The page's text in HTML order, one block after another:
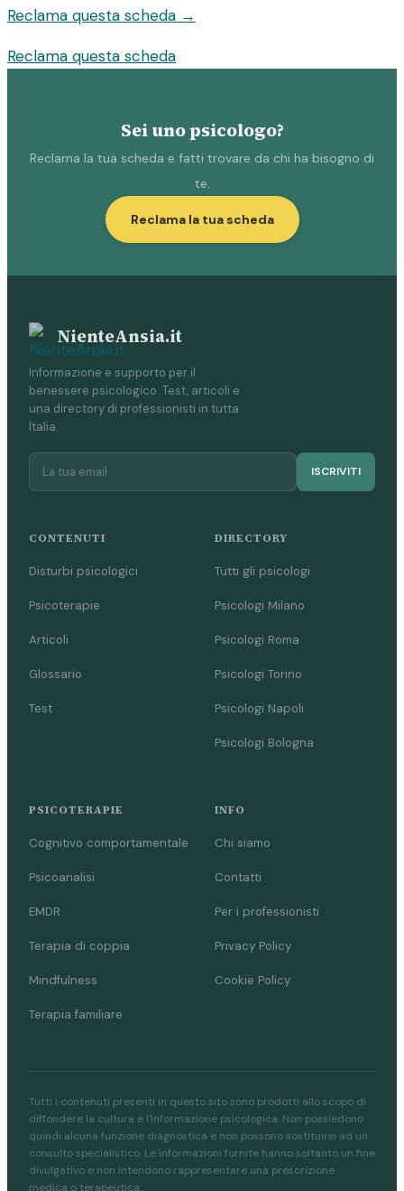
Reclama questa scheda →
Reclama questa scheda
Sei uno psicologo?
Reclama la tua scheda e fatti trovare da chi ha bisogno di
te.
Reclama la tua scheda
NienteAnsia.it
Informazione e supporto per il
benessere psicologico. Test, articoli e
una directory di professionisti in tutta
Italia.
ISCRIVITI
CONTENUTI
Disturbi psicologici
Psicoterapie
Articoli
Glossario
Test
DIRECTORY
Tutti gli psicologi
Psicologi Milano
Psicologi Roma
Psicologi Torino
Psicologi Napoli
Psicologi Bologna
PSICOTERAPIE
Cognitivo comportamentale
Psicoanalisi
EMDR
Terapia di coppia
Mindfulness
Terapia familiare
INFO
Chi siamo
Contatti
Per i professionisti
Privacy Policy
Cookie Policy
Tutti i contenuti presenti in questo sito sono prodotti allo scopo di
diffondere la cultura e l'informazione psicologica. Non possiedono
quindi alcuna funzione diagnostica e non possono sostituirsi ad un
consulto specialistico. Le informazioni fornite hanno soltanto un fine
divulgativo e non intendono rappresentare una prescrizione
medica o terapeutica.